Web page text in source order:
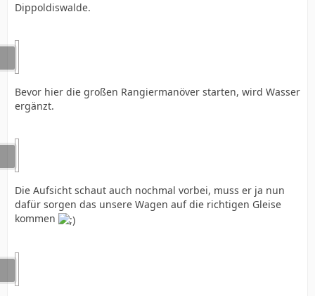
Dippoldiswalde.
Bevor hier die großen Rangiermanöver starten, wird Wasser
ergänzt.
Die Aufsicht schaut auch nochmal vorbei, muss er ja nun
dafür sorgen das unsere Wagen auf die richtigen Gleise
kommen